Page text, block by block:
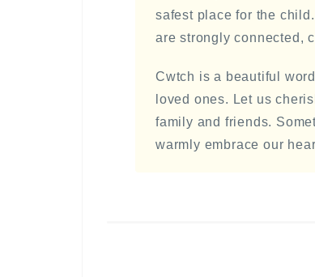
safest place for the
are strongly connected,
Cwtch is a beautiful
loved ones. Let us
family and friends.
warmly embrace our